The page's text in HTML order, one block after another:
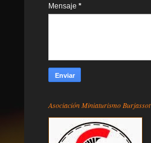
Mensaje *
Asociación Miniaturismo Burjassot